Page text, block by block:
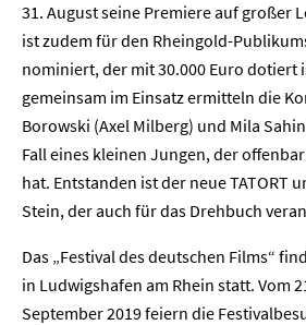
31. August seine Premiere auf großer
ist zudem für den Rheingold-
nominiert, der mit 30.000 Euro dotiert
gemeinsam im Einsatz ermitteln die
Borowski (Axel Milberg) und Mila
Fall eines kleinen Jungen, der
hat. Entstanden ist der neue TATORT
Stein, der auch für das Drehbuch
Das „Festival des deutschen Films“
in Ludwigshafen am Rhein statt. Vom
September 2019 feiern die